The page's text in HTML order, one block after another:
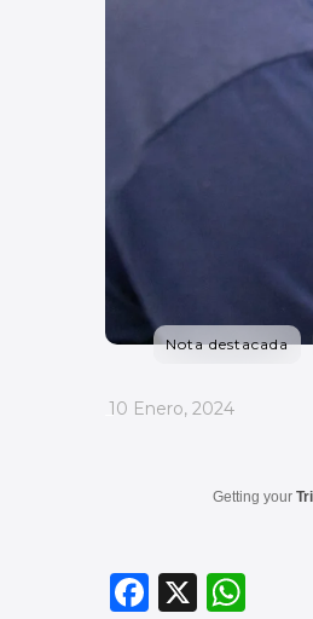
Nota destacada
_
10 Enero, 2024
Getting your
F
X